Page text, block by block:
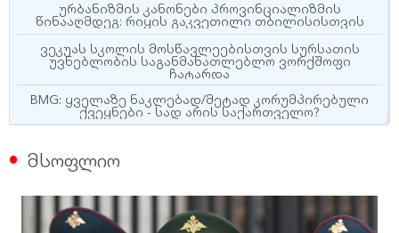
ურბანიზმის კანონები პროვინციალიზმის
წინააღმდეგ: რიყის გაკვეთილი თბილისისთვის
ვეკუას სკოლის მოსწავლეებისთვის სურსათის
უვნებლობის საგანმანათლებლო ვორქშოფი
ჩატარდა
BMG: ყველაზე ნაკლებად/მეტად კორუმპირებული
ქვეყნები - სად არის საქართველო?
მსოფლიო